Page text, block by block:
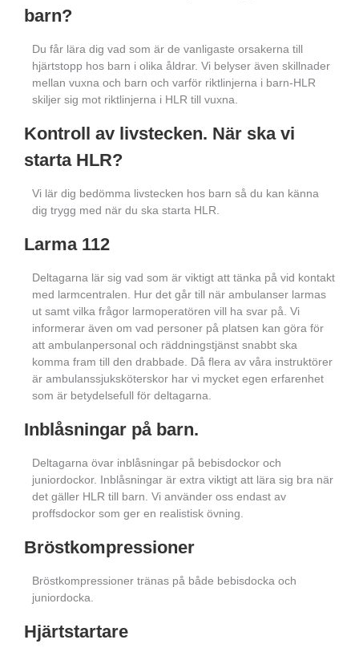
barn?
Du får lära dig vad som är de vanligaste orsakerna till
hjärtstopp hos barn i olika åldrar. Vi belyser även skillnader
mellan vuxna och barn och varför riktlinjerna i barn-HLR
skiljer sig mot riktlinjerna i HLR till vuxna.
Kontroll av livstecken. När ska vi
starta HLR?
Vi lär dig bedömma livstecken hos barn så du kan känna
dig trygg med när du ska starta HLR.
Larma 112
Deltagarna lär sig vad som är viktigt att tänka på vid kontakt
med larmcentralen. Hur det går till när ambulanser larmas
ut samt vilka frågor larmoperatören vill ha svar på. Vi
informerar även om vad personer på platsen kan göra för
att ambulanpersonal och räddningstjänst snabbt ska
komma fram till den drabbade. Då flera av våra instruktörer
är ambulanssjuksköterskor har vi mycket egen erfarenhet
som är betydelsefull för deltagarna.
Inblåsningar på barn.
Deltagarna övar inblåsningar på bebisdockor och
juniordockor. Inblåsningar är extra viktigt att lära sig bra när
det gäller HLR till barn. Vi använder oss endast av
proffsdockor som ger en realistisk övning.
Bröstkompressioner
Bröstkompressioner tränas på både bebisdocka och
juniordocka.
Hjärtstartare